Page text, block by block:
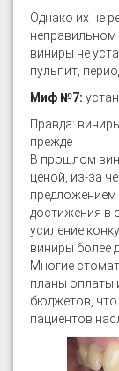
Однако их не
неправильном
виниры не
пульпит,
Миф №7:
Правда:
прежде
В прошлом
ценой, из-за
предложением
достижения в
усиление
виниры более
Многие
планы оплаты
бюджетов,
пациентов